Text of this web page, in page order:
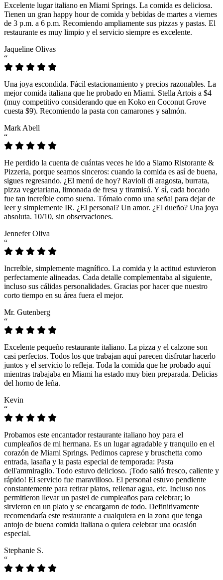
Excelente lugar italiano en Miami Springs. La comida es deliciosa.
Tienen un gran happy hour de comida y bebidas de martes a viernes
de 3 p.m. a 6 p.m. Recomiendo ampliamente sus pizzas y pastas. El
restaurante es muy limpio y el servicio siempre es excelente.
Jaqueline Olivas
“
Una joya escondida. Fácil estacionamiento y precios razonables. La
mejor comida italiana que he probado en Miami. Stella Artois a $4
(muy competitivo considerando que en Koko en Coconut Grove
cuesta $9). Recomiendo la pasta con camarones y salmón.
Mark Abell
“
He perdido la cuenta de cuántas veces he ido a Siamo Ristorante &
Pizzeria, porque seamos sinceros: cuando la comida es así de buena,
sigues regresando. ¿El menú de hoy? Ravioli di aragosta, burrata,
pizza vegetariana, limonada de fresa y tiramisú. Y sí, cada bocado
fue tan increíble como suena. Tómalo como una señal para dejar de
leer y simplemente IR. ¿El personal? Un amor. ¿El dueño? Una joya
absoluta. 10/10, sin observaciones.
Jennefer Oliva
“
Increíble, simplemente magnífico. La comida y la actitud estuvieron
perfectamente alineadas. Cada detalle complementaba al siguiente,
incluso sus cálidas personalidades. Gracias por hacer que nuestro
corto tiempo en su área fuera el mejor.
Mr. Gutenberg
“
Excelente pequeño restaurante italiano. La pizza y el calzone son
casi perfectos. Todos los que trabajan aquí parecen disfrutar hacerlo
juntos y el servicio lo refleja. Toda la comida que he probado aquí
mientras trabajaba en Miami ha estado muy bien preparada. Delicias
del horno de leña.
Kevin
“
Probamos este encantador restaurante italiano hoy para el
cumpleaños de mi hermana. Es un lugar agradable y tranquilo en el
corazón de Miami Springs. Pedimos caprese y bruschetta como
entrada, lasaña y la pasta especial de temporada: Pasta
dell'ammiraglio. Todo estuvo delicioso. ¡Todo salió fresco, caliente y
rápido! El servicio fue maravilloso. El personal estuvo pendiente
constantemente para retirar platos, rellenar agua, etc. Incluso nos
permitieron llevar un pastel de cumpleaños para celebrar; lo
sirvieron en un plato y se encargaron de todo. Definitivamente
recomendaría este restaurante a cualquiera en la zona que tenga
antojo de buena comida italiana o quiera celebrar una ocasión
especial.
Stephanie S.
“